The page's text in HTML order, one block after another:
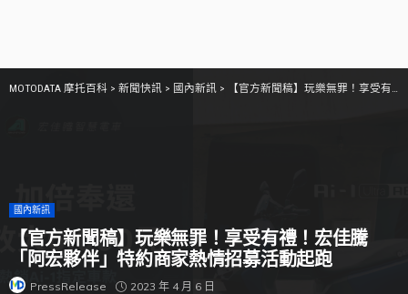
MOTODATA 摩托百科 > 新聞快訊 > 國內新訊 > 【官方新聞稿】玩樂無罪！享受有禮！宏佳騰「阿宏夥伴」特約商家熱情招募活動起跑
國內新訊
【官方新聞稿】玩樂無罪！享受有禮！宏佳騰
「阿宏夥伴」特約商家熱情招募活動起跑
PressRelease 2023 年 4 月 6 日